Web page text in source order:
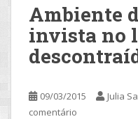
Ambiente
invista no
09/03/2015 Julia
comentário